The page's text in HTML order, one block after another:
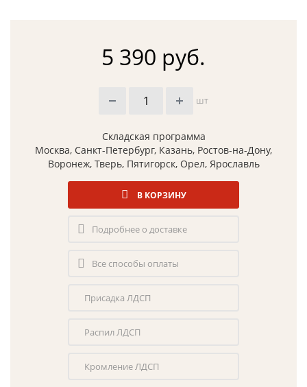
5 390 руб.
шт
Складская программа
Москва, Санкт-Петербург, Казань, Ростов-на-Дону,
Воронеж, Тверь, Пятигорск, Орел, Ярославль
В КОРЗИНУ
Подробнее о доставке
Все способы оплаты
Присадка ЛДСП
Распил ЛДСП
Кромление ЛДСП